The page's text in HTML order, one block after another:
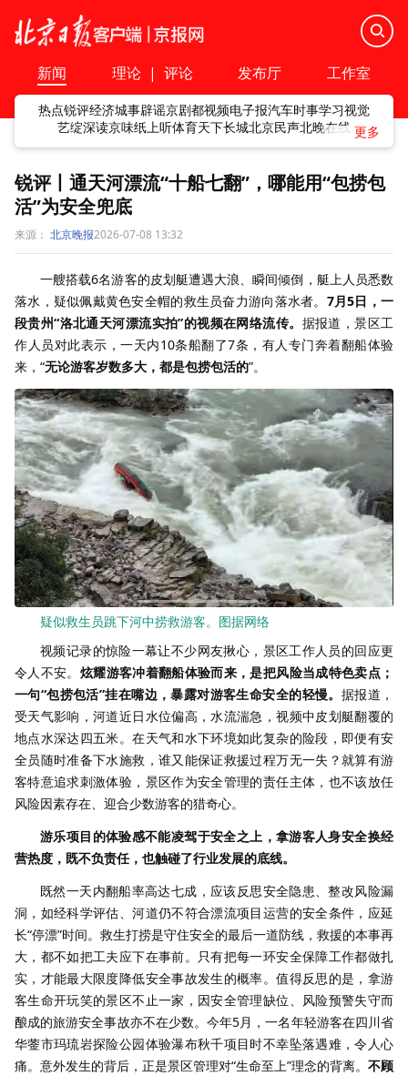
新闻 理论 | 评论 发布厅 工作室
热点锐评经济城事辟谣京剧都视频电子报汽车时事学习视觉
艺绽深读京味纸上听体育天下长城北京民声北晚在线
锐评丨通天河漂流“十船七翻”，哪能用“包捞包
活”为安全兜底
来源： 北京晚报2026-07-08 13:32
一艘搭载6名游客的皮划艇遭遇大浪、瞬间倾倒，艇上人员悉数
落水，疑似佩戴黄色安全帽的救生员奋力游向落水者。 7月5日，一
段贵州“洛北通天河漂流实拍”的视频在网络流传。 据报道，景区工
作人员对此表示，一天内10条船翻了7条，有人专门奔着翻船体验
来，“无论游客岁数多大，都是包捞包活的”。
疑似救生员跳下河中捞救游客。图据网络
视频记录的惊险一幕让不少网友揪心，景区工作人员的回应更
令人不安。 炫耀游客冲着翻船体验而来，是把风险当成特色卖点；
一句“包捞包活”挂在嘴边，暴露对游客生命安全的轻慢。 据报道，
受天气影响，河道近日水位偏高，水流湍急，视频中皮划艇翻覆的
地点水深达四五米。在天气和水下环境如此复杂的险段，即便有安
全员随时准备下水施救，谁又能保证救援过程万无一失？就算有游
客特意追求刺激体验，景区作为安全管理的责任主体，也不该放任
风险因素存在、迎合少数游客的猎奇心。
游乐项目的体验感不能凌驾于安全之上，拿游客人身安全换经
营热度，既不负责任，也触碰了行业发展的底线。
既然一天内翻船率高达七成，应该反思安全隐患、整改风险漏
洞，如经科学评估、河道仍不符合漂流项目运营的安全条件，应延
长“停漂”时间。救生打捞是守住安全的最后一道防线，救援的本事再
大，都不如把工夫应下在事前。只有把每一环安全保障工作都做扎
实，才能最大限度降低安全事故发生的概率。值得反思的是，拿游
客生命开玩笑的景区不止一家，因安全管理缺位、风险预警失守而
酿成的旅游安全事故亦不在少数。今年5月，一名年轻游客在四川省
华蓥市玛琉岩探险公园体验瀑布秋千项目时不幸坠落遇难，令人心
痛。意外发生的背后，正是景区管理对“生命至上”理念的背离。 不顾